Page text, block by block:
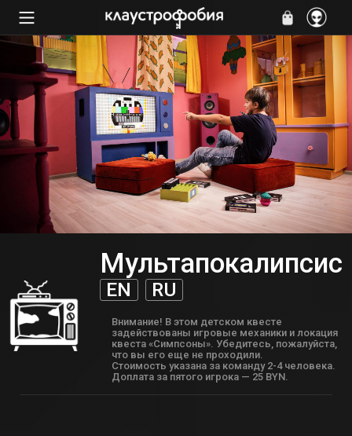
Мультапокалипсис
EN RU
Внимание! В этом детском квесте
задействованы игровые механики и локация
квеста «Симпсоны». Убедитесь, пожалуйста,
что вы его еще не проходили.
Cтоимость указана за команду 2-4 человека.
Доплата за пятого игрока — 25 BYN.